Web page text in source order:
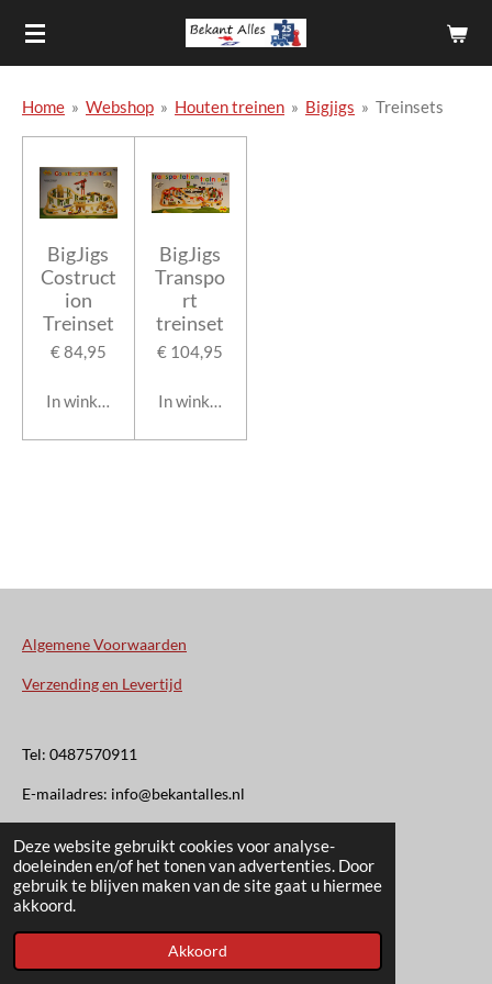
Deze website gebruikt cookies voor analyse-
doeleinden en/of het tonen van advertenties. Door
gebruik te blijven maken van de site gaat u hiermee
akkoord.
Akkoord
Ga
direct
deHome » Webshop » Houten treinen » Bigjigs » Treinsets
BigJigs
Costruct
ion
Treinset
€ 84,95
In winkelwagen
BigJigs
Transpo
rt
treinset
€ 104,95
In winkelwagen
Algemene Voorwaarden
Verzending en Levertijd
Tel: 0487570911
E-mailadres: info@bekantalles.nl
Rooysestraat 4
6621AM Dreumel
© 2020 - 2026 Bekant Alles